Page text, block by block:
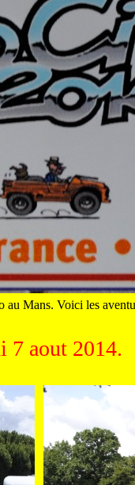
Mans. Voici les
7 aout 2014.